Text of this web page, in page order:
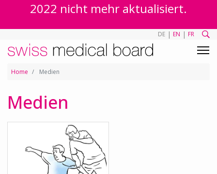
2022 nicht mehr aktualisiert.
DE | EN | FR
Home Medien
Medien